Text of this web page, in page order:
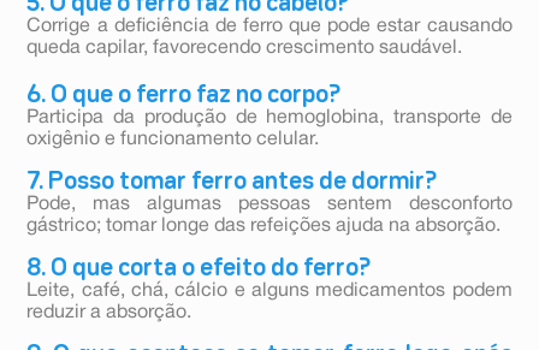
Corrige a deficiência de ferro que pode estar causando
queda capilar, favorecendo crescimento saudável.
6. O que o ferro faz no corpo?
Participa da produção de hemoglobina, transporte de
oxigênio e funcionamento celular.
7. Posso tomar ferro antes de dormir?
Pode, mas algumas pessoas sentem desconforto
gástrico; tomar longe das refeições ajuda na absorção.
8. O que corta o efeito do ferro?
Leite, café, chá, cálcio e alguns medicamentos podem
reduzir a absorção.